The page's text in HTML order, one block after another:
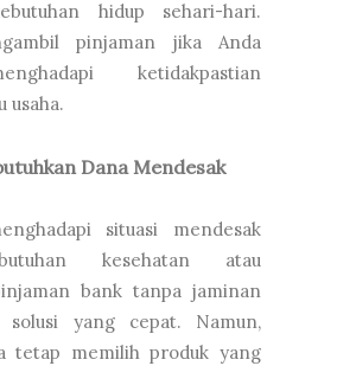
hidup sehari-hari.
pinjaman jika Anda
ketidakpastian
usaha.
Dana Mendesak
situasi mendesak
kesehatan atau
bank tanpa jaminan
solusi yang cepat. Namun,
tetap memilih produk yang